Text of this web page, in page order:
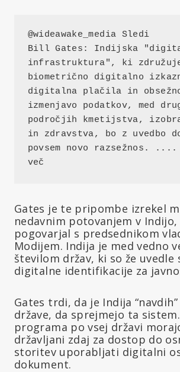
@wideawake_media Sledi
Bill Gates: Indijska
infrastruktura", ki
biometrično digitalno
digitalna plačila in
izmenjavo podatkov, med
področjih kmetijstva,
in zdravstva, bo z uvedbo
povsem novo razsežnos. ....
več
Gates je te pripombe izrekel
nedavnim potovanjem v Indijo,
pogovarjal s predsednikom
Modijem. Indija je med vedno
številom držav, ki so že uvedle
digitalne identifikacije za
Gates trdi, da je Indija
države, da sprejmejo ta
programa po vsej državi
državljani zdaj za dostop do
storitev uporabljati digitalni
dokument.